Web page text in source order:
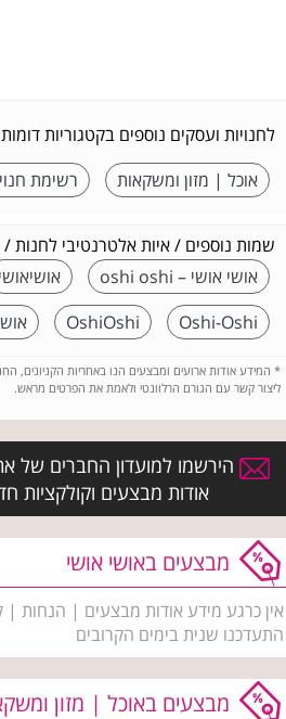
לחנויות ועסקים נוספים בקטגוריות
אוכל | מזון ומשקאות
רשימת
שמות נוספים / איות אלטרנטיבי לחנות
אושי אושי – oshi oshi
אושיאושי
Oshi-Oshi
OshiOshi
* המידע אודות ארועים ומבצעים הנו באחריות הקניונים,
ליצור קשר עם הגורם הרלוונטי ולאמת את הפרטים מראש.
הירשמו למועדון החברים של
אודות מבצעים וקולקציות
מבצעים באושי אושי
אין כרגע מידע אודות מבצעים | הנחות |
התעדכנו שנית בימים הקרובים
מבצעים באוכל | מזון